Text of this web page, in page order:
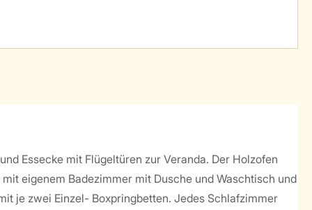
Essecke mit Flügeltüren zur Veranda. Der Holzofen
eigenem Badezimmer mit Dusche und Waschtisch und
je zwei Einzel- Boxpringbetten. Jedes Schlafzimmer